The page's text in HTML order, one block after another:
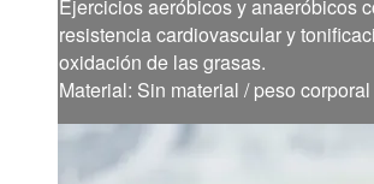
Ejercicios aeróbicos y anaeróbicos
resistencia cardiovascular y
oxidación de las grasas.
Material: Sin material / peso corporal